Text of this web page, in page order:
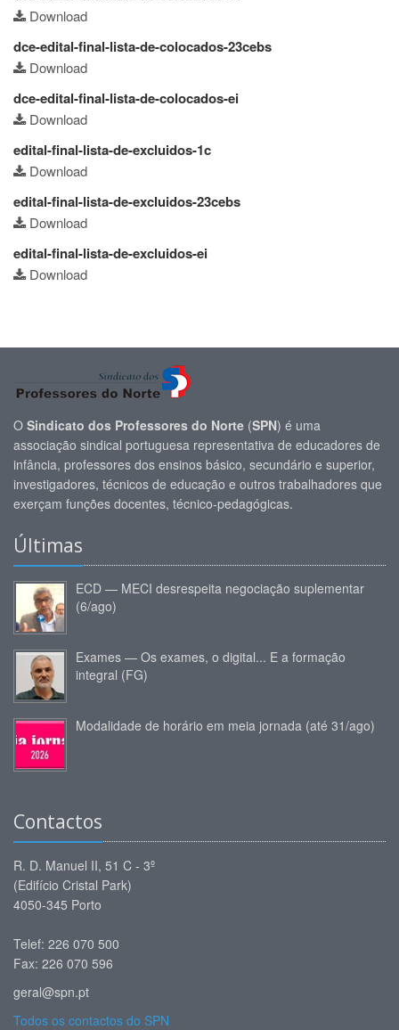
Download
dce-edital-final-lista-de-colocados-23cebs
Download
dce-edital-final-lista-de-colocados-ei
Download
edital-final-lista-de-excluidos-1c
Download
edital-final-lista-de-excluidos-23cebs
Download
edital-final-lista-de-excluidos-ei
Download
O Sindicato dos Professores do Norte (SPN) é uma
associação sindical portuguesa representativa de educadores de
infância, professores dos ensinos básico, secundário e superior,
investigadores, técnicos de educação e outros trabalhadores que
exerçam funções docentes, técnico-pedagógicas.
Últimas
ECD — MECI desrespeita negociação suplementar
(6/ago)
Exames — Os exames, o digital... E a formação
integral (FG)
Modalidade de horário em meia jornada (até 31/ago)
Contactos
R. D. Manuel II, 51 C - 3º
(Edifício Cristal Park)
4050-345 Porto
Telef: 226 070 500
Fax: 226 070 596
geral@spn.pt
Todos os contactos do SPN